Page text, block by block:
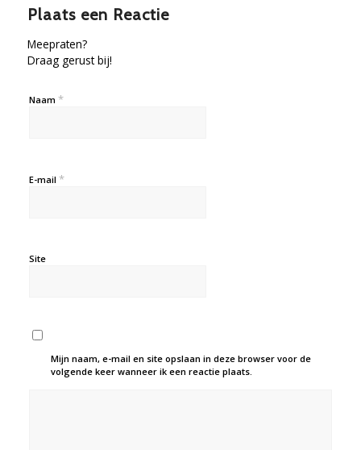
Plaats een Reactie
Meepraten?
Draag gerust bij!
Naam *
E-mail *
Site
Mijn naam, e-mail en site opslaan in deze browser voor de
volgende keer wanneer ik een reactie plaats.